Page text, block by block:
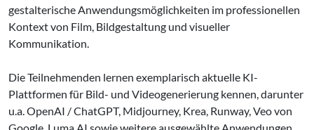
gestalterische Anwendungsmöglichkeiten im professionellen
Kontext von Film, Bildgestaltung und visueller
Kommunikation.
Die Teilnehmenden lernen exemplarisch aktuelle KI-
Plattformen für Bild- und Videogenerierung kennen, darunter
u.a. OpenAI / ChatGPT, Midjourney, Krea, Runway, Veo von
Google, Luma AI sowie weitere ausgewählte Anwendungen.